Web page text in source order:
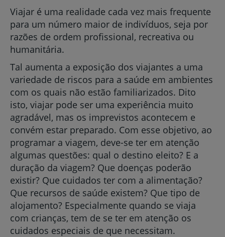
Viajar é uma realidade cada vez mais frequente
para um número maior de indivíduos, seja por
razões de ordem profissional, recreativa ou
humanitária.
Tal aumenta a exposição dos viajantes a uma
variedade de riscos para a saúde em ambientes
com os quais não estão familiarizados. Dito
isto, viajar pode ser uma experiência muito
agradável, mas os imprevistos acontecem e
convém estar preparado. Com esse objetivo, ao
programar a viagem, deve-se ter em atenção
algumas questões: qual o destino eleito? E a
duração da viagem? Que doenças poderão
existir? Que cuidados ter com a alimentação?
Que recursos de saúde existem? Que tipo de
alojamento? Especialmente quando se viaja
com crianças, tem de se ter em atenção os
cuidados especiais de que necessitam.